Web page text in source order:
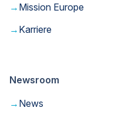
→ Mission Europe
→ Karriere
Newsroom
→ News